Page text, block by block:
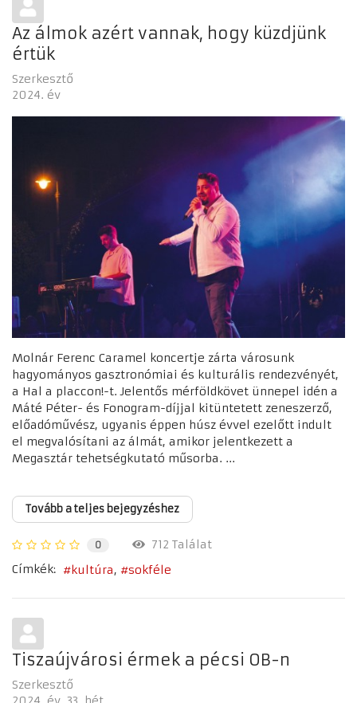
Az álmok azért vannak, hogy küzdjünk
értük
Szerkesztő
2024. év
Molnár Ferenc Caramel koncertje zárta városunk
hagyományos gasztronómiai és kulturális rendezvényét,
a Hal a placcon!-t. Jelentős mérföldkövet ünnepel idén a
Máté Péter- és Fonogram-díjjal kitüntetett zeneszerző,
előadóművész, ugyanis éppen húsz évvel ezelőtt indult
el megvalósítani az álmát, amikor jelentkezett a
Megasztár tehetségkutató műsorba. ...
Tovább a teljes bejegyzéshez
0
712 Találat
Címkék:
kultúra sokféle
Tiszaújvárosi érmek a pécsi OB-n
Szerkesztő